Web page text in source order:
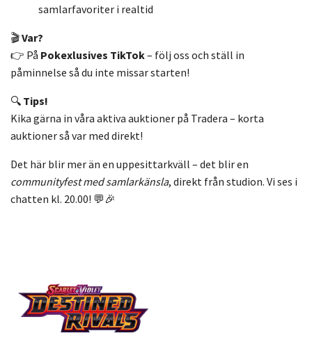
samlarfavoriter i realtid
🎬Var?
👉 På Pokexlusives TikTok– följ oss och ställ in
påminnelse så du inte missar starten!
🔍 Tips!
Kika gärna in våra aktiva auktioner på Tradera – korta
auktioner så var med direkt!
Det här blir mer än en uppesittarkväll – det blir en
communityfest med samlarkänsla, direkt från studion. Vi ses i
chatten kl. 20.00! 💬🎉